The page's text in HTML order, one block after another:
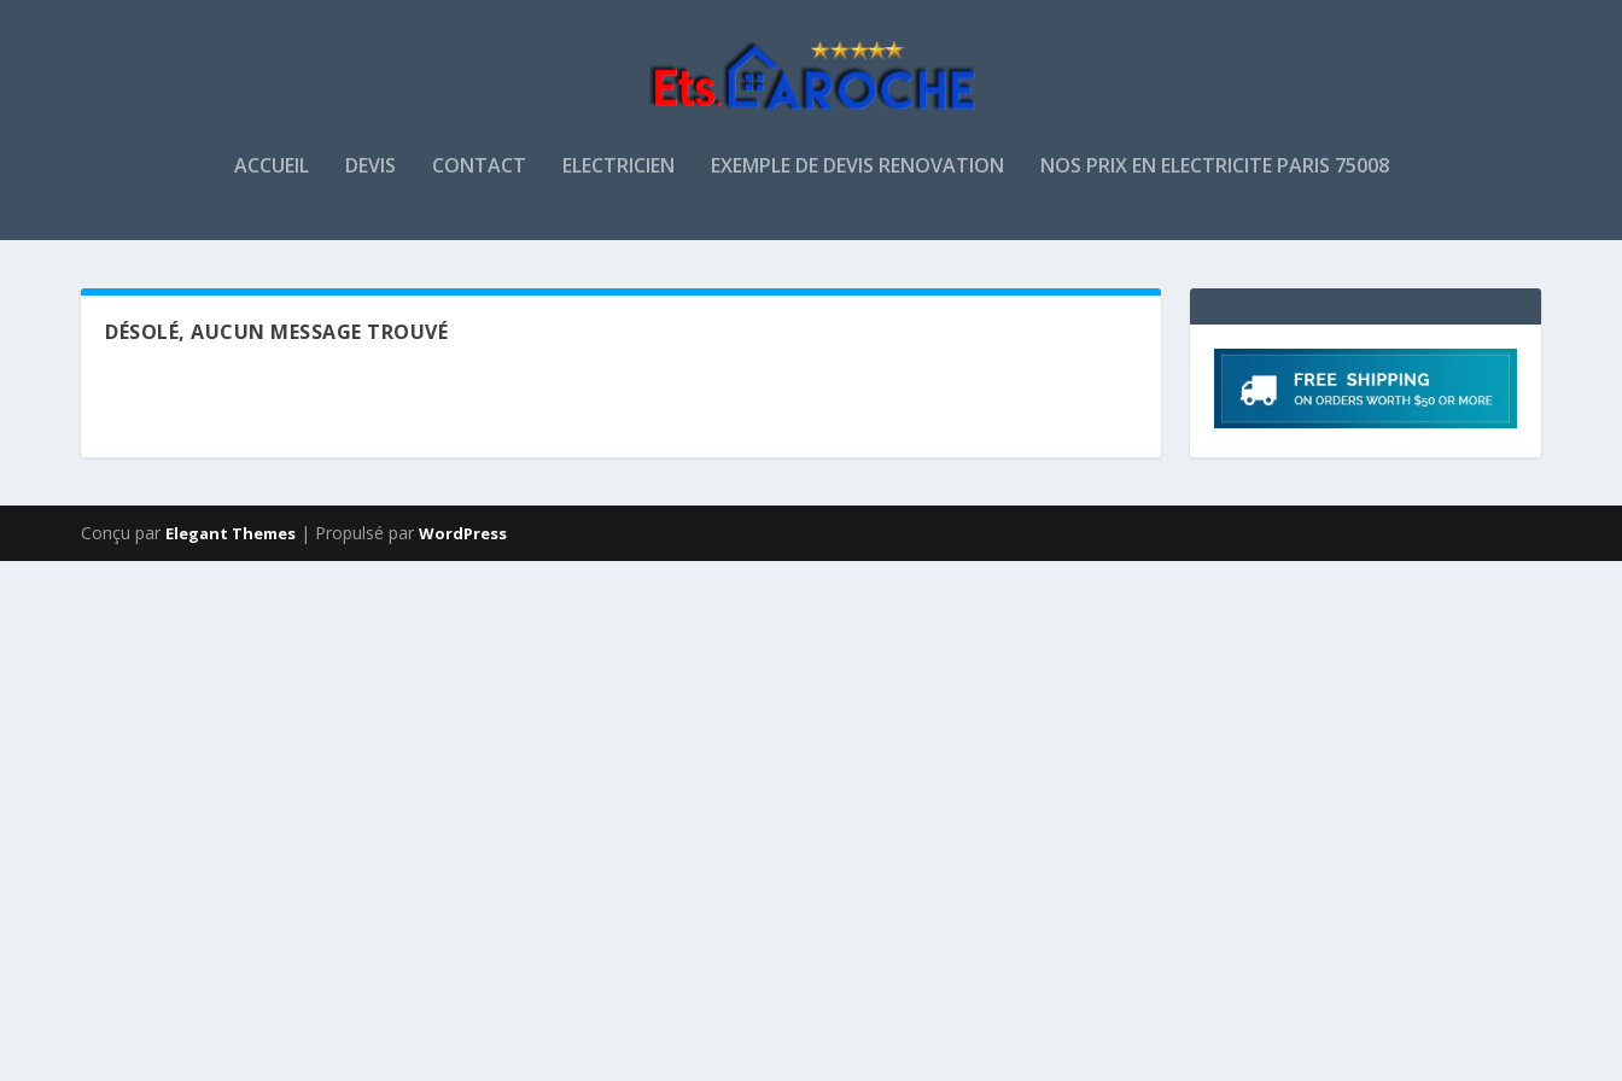
ACCUEIL DEVIS CONTACT ELECTRICIEN EXEMPLE DE DEVIS RENOVATION NOS PRIX EN ELECTRICITE PARIS 75008
DÉSOLÉ, AUCUN MESSAGE TROUVÉ
Conçu par Elegant Themes | Propulsé parWordPress